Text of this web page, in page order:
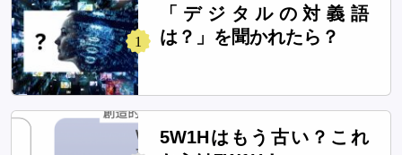
1
「デジタルの対義語
は？」を聞かれたら？
5W1Hはもう古い？これ